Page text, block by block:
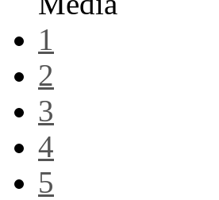
1
2
3
4
5